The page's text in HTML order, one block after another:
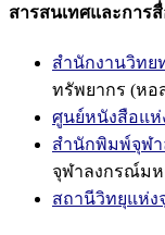
สารสนเทศและการ
สำนักงานวิทย
ทรัพยากร (หอ
ศูนย์หนังสือแห่
สำนักพิมพ์จุฬ
จุฬาลงกรณ์มห
สถานีวิทยุแห่ง